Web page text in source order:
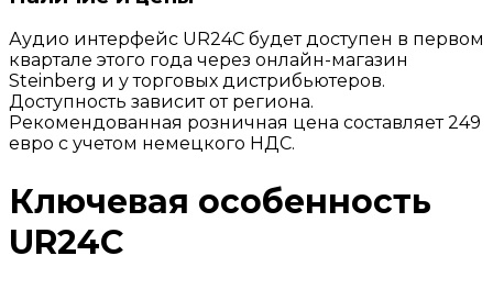
Аудио интерфейс UR24C будет доступен в первом
квартале этого года через онлайн-магазин
Steinberg и у торговых дистрибьютеров.
Доступность зависит от региона.
Рекомендованная розничная цена составляет 249
евро с учетом немецкого НДС.
Ключевая особенность
UR24C